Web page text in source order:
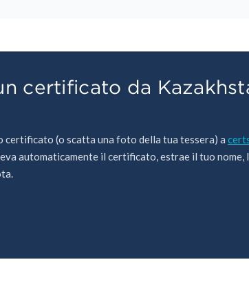
certificato da
(o scatta una foto della tua tessera) a
automaticamente il certificato, estrae il tuo nome,